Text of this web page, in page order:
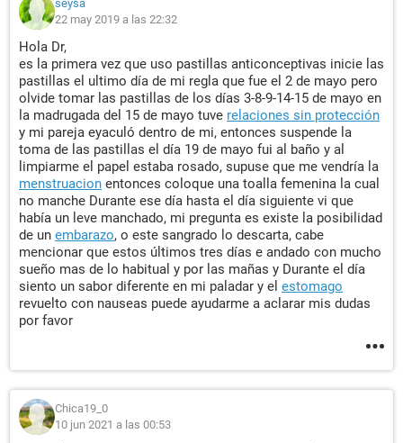
seysa
22 may 2019 a las 22:32
Hola Dr,
es la primera vez que uso pastillas anticonceptivas inicie las
pastillas el ultimo día de mi regla que fue el 2 de mayo pero
olvide tomar las pastillas de los días 3-8-9-14-15 de mayo en
la madrugada del 15 de mayo tuve relaciones sin protección
y mi pareja eyaculó dentro de mi, entonces suspende la
toma de las pastillas el día 19 de mayo fui al baño y al
limpiarme el papel estaba rosado, supuse que me vendría la
menstruacion entonces coloque una toalla femenina la cual
no manche Durante ese día hasta el día siguiente vi que
había un leve manchado, mi pregunta es existe la posibilidad
de un embarazo, o este sangrado lo descarta, cabe
mencionar que estos últimos tres días e andado con mucho
sueño mas de lo habitual y por las mañas y Durante el día
siento un sabor diferente en mi paladar y el estomago
revuelto con nauseas puede ayudarme a aclarar mis dudas
por favor
Chica19_0
10 jun 2021 a las 00:53